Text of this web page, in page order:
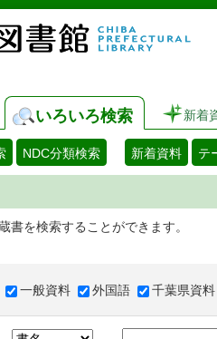
いろいろ検索 新着
NDC分類検索 新着資料 テ
書を検索することができます。
一般資料 外国語 千葉県資料